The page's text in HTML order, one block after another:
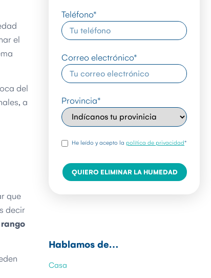
el
del
a
que
decir
rango
Teléfono*
Correo electrónico*
Provincia*
rgpd *
He leído y acepto la política de privacidad*
Hablamos de…
Casa